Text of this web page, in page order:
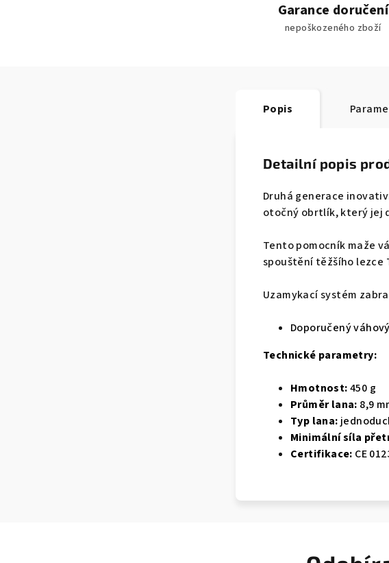
Garance doručení
nepoškozeného zboží
Popis
Detailní popis
Druhá generace
otočný obrtlík, který jej
Tento pomocník maže
spouštění těžšího lezce
Uzamykací systém
Doporučený
Technické parametry:
Hmotnost:450 g
Průměr lana: 8,9
Typ lana:
Minimální síla
Certifikace: CE